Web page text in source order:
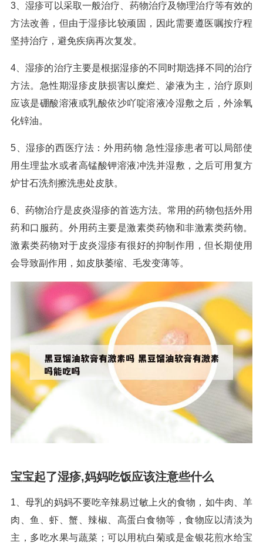
3、湿疹可以采取一般治疗、药物治疗及物理治疗等有效的
方法改善，但由于湿疹比较顽固，因此需要遵医嘱按疗程
坚持治疗，避免疾病再次复发。
4、湿疹的治疗主要是根据湿疹的不同时期选择不同的治疗
方法。急性期湿疹皮肤损害以糜烂、渗液为主，治疗原则
应该是硼酸溶液或乳酸依沙吖啶溶液冷湿敷之后，外涂氧
化锌油。
5、湿疹的西医疗法：外用药物 急性湿疹患者可以局部使
用生理盐水或者高锰酸钾溶液冲洗并湿敷，之后可用复方
炉甘石洗剂擦洗患处皮肤。
6、药物治疗是皮炎湿疹的首选方法。常用的药物包括外用
药和口服药。外用药主要是激素类药物和非激素类药物。
激素类药物对于皮炎湿疹有很好的抑制作用，但长期使用
会导致副作用，如皮肤萎缩、毛发变薄等。
宝宝起了湿疹,妈妈吃饭应该注意些什么
1、母乳的妈妈不要吃辛辣易过敏上火的食物，如牛肉、羊
肉、鱼、虾、蟹、辣椒、高蛋白食物等，食物应以清淡为
主，多吃水果与蔬菜；可以用杭白菊或是金银花煎水给宝